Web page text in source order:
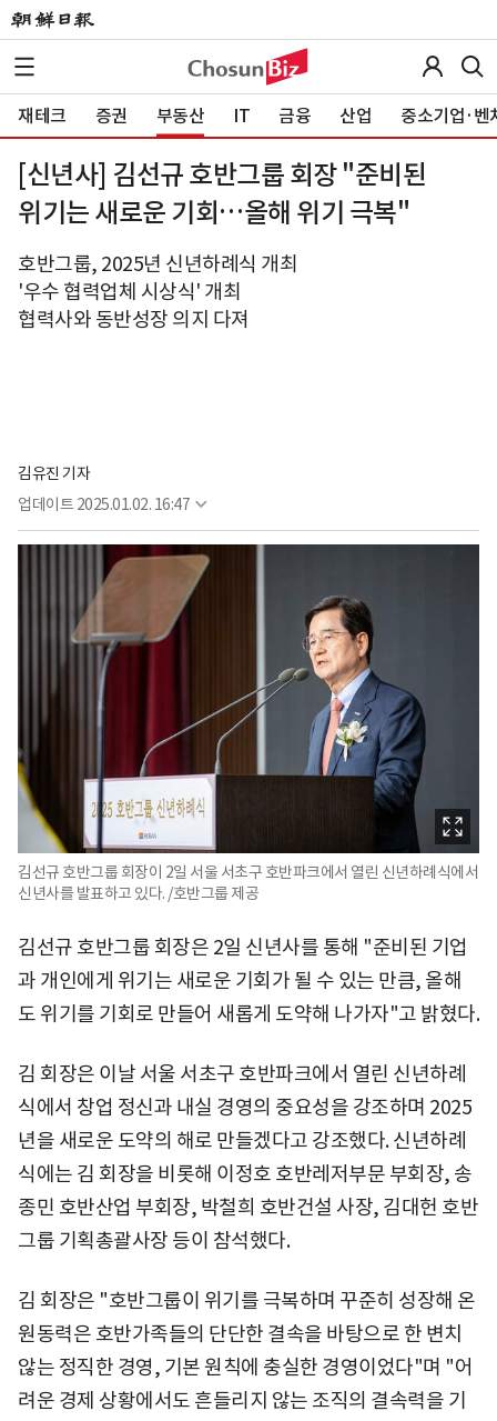
재테크 증권 부동산 IT 금융 산업 중소기업·벤
[신년사] 김선규 호반그룹 회장 "준비된
위기는 새로운 기회…올해 위기 극복"
호반그룹, 2025년 신년하례식 개최
'우수 협력업체 시상식' 개최
협력사와 동반성장 의지 다져
김유진 기자
업데이트 2025.01.02. 16:47
김선규 호반그룹 회장이 2일 서울 서초구 호반파크에서 열린 신년하례식에서
신년사를 발표하고 있다. /호반그룹 제공
김선규 호반그룹 회장은 2일 신년사를 통해 "준비된 기업
과 개인에게 위기는 새로운 기회가 될 수 있는 만큼, 올해
도 위기를 기회로 만들어 새롭게 도약해 나가자"고 밝혔다.
김 회장은 이날 서울 서초구 호반파크에서 열린 신년하례
식에서 창업 정신과 내실 경영의 중요성을 강조하며 2025
년을 새로운 도약의 해로 만들겠다고 강조했다. 신년하례
식에는 김 회장을 비롯해 이정호 호반레저부문 부회장, 송
종민 호반산업 부회장, 박철희 호반건설 사장, 김대헌 호반
그룹 기획총괄사장 등이 참석했다.
김 회장은 "호반그룹이 위기를 극복하며 꾸준히 성장해 온
원동력은 호반가족들의 단단한 결속을 바탕으로 한 변치
않는 정직한 경영, 기본 원칙에 충실한 경영이었다"며 "어
려운 경제 상황에서도 흔들리지 않는 조직의 결속력을 기